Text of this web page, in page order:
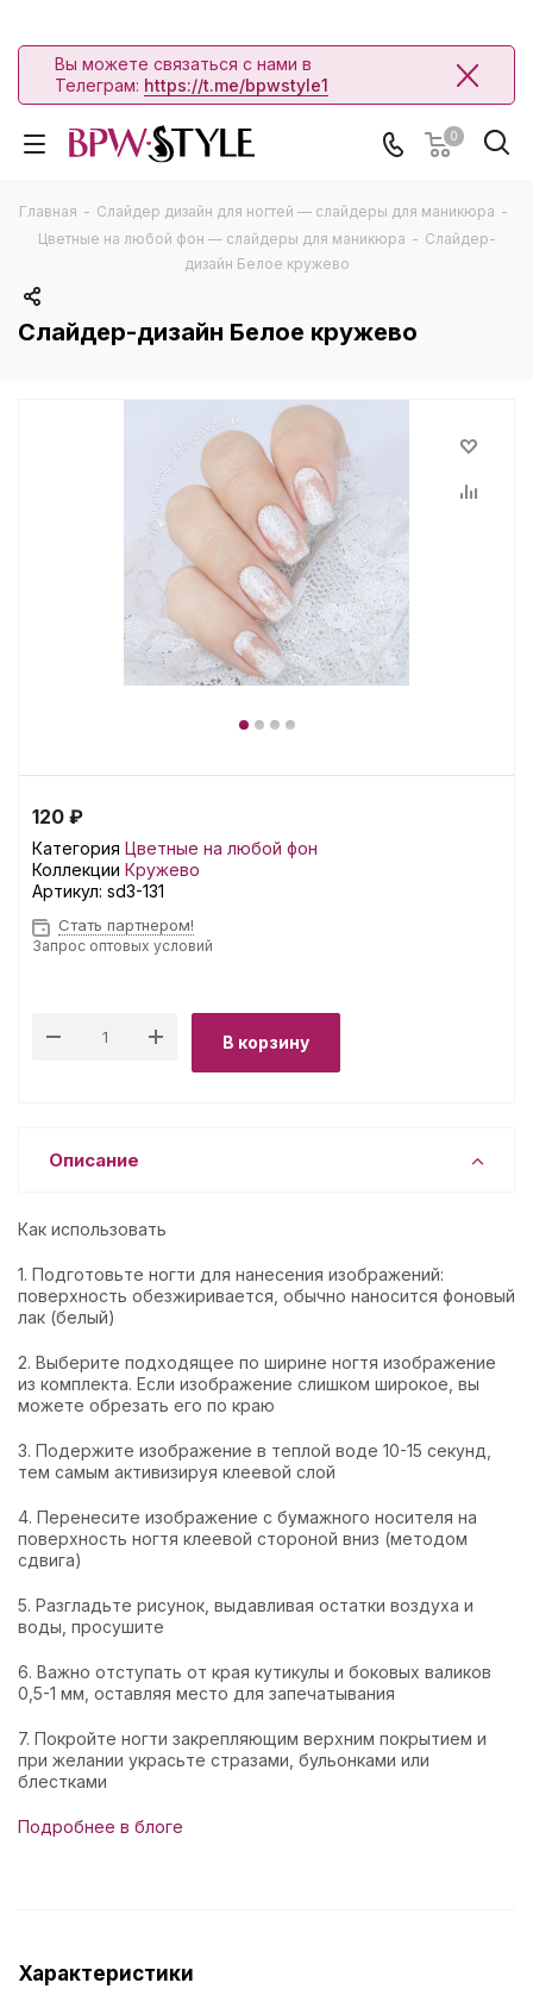
Вы можете связаться с нами в
Телеграм: https://t.me/bpwstyle1
0
Главная - Слайдер дизайн для ногтей — слайдеры для маникюра -
Цветные на любой фон — слайдеры для маникюра - Слайдер-
дизайн Белое кружево
Слайдер-дизайн Белое кружево
120 ₽
Категория Цветные на любой фон
Коллекции Кружево
Артикул: sd3-131
Стать партнером!
Запрос оптовых условий
В корзину
Описание
Как использовать
1. Подготовьте ногти для нанесения изображений:
поверхность обезжиривается, обычно наносится фоновый
лак (белый)
2. Выберите подходящее по ширине ногтя изображение
из комплекта. Если изображение слишком широкое, вы
можете обрезать его по краю
3. Подержите изображение в теплой воде 10-15 секунд,
тем самым активизируя клеевой слой
4. Перенесите изображение с бумажного носителя на
поверхность ногтя клеевой стороной вниз (методом
сдвига)
5. Разгладьте рисунок, выдавливая остатки воздуха и
воды, просушите
6. Важно отступать от края кутикулы и боковых валиков
0,5-1 мм, оставляя место для запечатывания
7. Покройте ногти закрепляющим верхним покрытием и
при желании украсьте стразами, бульонками или
блестками
Подробнее в блоге
Характеристики